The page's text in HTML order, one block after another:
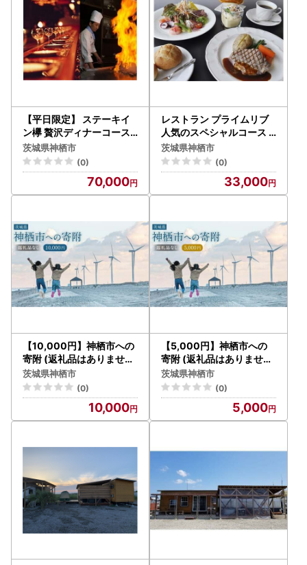
【平日限定】 ステーキイ
ン欅 贅沢ディナーコース
2名様分 ペア 食事 チケッ
ト
茨城県神栖市
(0)
70,000
レストラン プライムリブ
人気のスペシャルコース 2
名様分 食事券 ペア チケッ
ト
茨城県神栖市
(0)
33,000
【10,000円】神栖市への
寄附 (返礼品はありません
)
茨城県神栖市
(0)
10,000
【5,000円】神栖市への
寄附 (返礼品はありません
)
茨城県神栖市
(0)
5,000